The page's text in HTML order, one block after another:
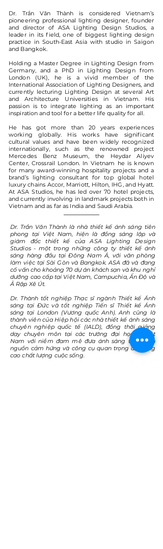
Dr. Trần Văn Thành is considered Vietnam’s
pioneering professional lighting designer, founder
and director of ASA Lighting Design Studios, a
leader in its field, one of biggest lighting design
practice in South-East Asia with studio in Saigon
and Bangkok.
Holding a Master Degree in Lighting Design from
Germany, and a PhD in Lighting Design from
London (UK), he is a vivid member of the
International Association of Lighting Designers, and
currently lecturing Lighting Design at several Art
and Architecture Universities in Vietnam. His
passion is to integrate lighting as an important
inspiration and tool for a better life quality for all.
He has got more than 20 years experiences
working globally. His works have significant
cultural values and have been widely recognized
internationally, such as the renowned project
Mercedes Benz Museum, the Heydar Aliyev
Center, Crossrail London. In Vietnam he is known
for many award-winning hospitality projects and a
brand’s lighting consultant for top global hotel
luxury chains Accor, Marriott, Hilton, IHG, and Hyatt.
At ASA Studios, he has led over 70 hotel projects,
and currently involving in landmark projects both in
Vietnam and as far as India and Saudi Arabia.
Dr. Trần Văn Thành là nhà thiết kế ánh sáng tiên
phong tại Việt Nam, hiện là đồng sáng lập và
giám đốc thiết kế của ASA Lighting Design
Studios - một trong những công ty thiết kế ánh
sáng hàng đầu tại Đông Nam Á, với văn phòng
làm việc tại Sài Gòn và Bangkok. ASA đã và đang
cố vấn cho khoảng 70 dự án khách sạn và khu nghỉ
dưỡng cao cấp tại Việt Nam, Campuchia, Ấn Độ và
Ả Rập Xê Út.
Dr. Thành tốt nghiệp Thạc sĩ ngành Thiết kế Ánh
sáng tại Đức và tốt nghiệp Tiến sĩ Thiết kế Ánh
sáng tại London (Vương quốc Anh). Anh cũng là
thành viên của Hiệp hội các nhà thiết kế ánh sáng
chuyên nghiệp quốc tế (IALD), đồng thời giảng
dạy chuyên môn tại các trường đại học ở Việt
Nam với niềm đam mê đưa ánh sáng trở thành
nguồn cảm hứng và công cụ quan trọng để nâng
cao chất lượng cuộc sống.